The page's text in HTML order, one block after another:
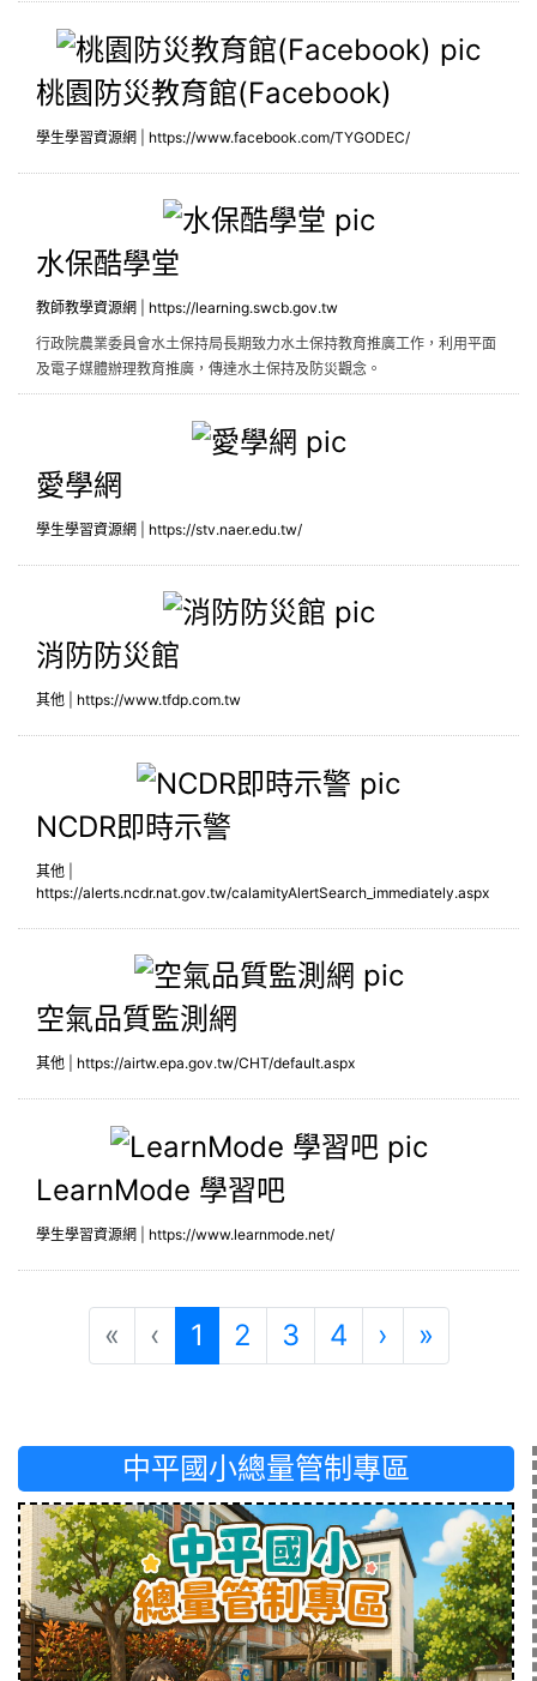
桃
桃園防災教育館(Facebook)
學生學習資源網 https://www.facebook.com/TYGODEC/
水保酷學堂
水保酷學堂
教師教學資源網
https://learning.swcb.gov.tw
行政院農業委員會水土保持局長期致力水土保持教育推廣工作，利用平面
及電子媒體辦理教育推廣，傳達水土保持及防災觀念。
愛學網
愛學網
學生學習資源網 https://stv.naer.edu.tw/
消防防災館
消防防災館
其他 https://www.tfdp.com.tw
NCDR即
NCDR即時示警
其他
https://alerts.ncdr.nat.gov.tw/calamityAlertSearch_immediately.aspx
空氣品質
空氣品質監測網
其他 https://airtw.epa.gov.tw/CHT/default.aspx
LearnMode 學習吧
學生學習資源網 https://www.learnmode.net/
« ‹ 1 (目前頁次)
2 3 4 › 下一頁
»
中平國小總量管制專區